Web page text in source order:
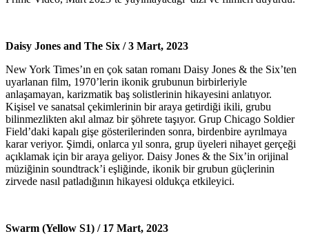
Daisy Jones and The Six /3 Mart, 2023
New York Times’ın en çok satan romanı Daisy Jones & the Six’ten
uyarlanan film, 1970’lerin ikonik grubunun birbirleriyle
anlaşamayan, karizmatik baş solistlerinin hikayesini anlatıyor.
Kişisel ve sanatsal çekimlerinin bir araya getirdiği ikili, grubu
bilinmezlikten akıl almaz bir şöhrete taşıyor. Grup Chicago Soldier
Field’daki kapalı gişe gösterilerinden sonra, birdenbire ayrılmaya
karar veriyor. Şimdi, onlarca yıl sonra, grup üyeleri nihayet gerçeği
açıklamak için bir araya geliyor. Daisy Jones & the Six’in orijinal
müziğinin soundtrack’i eşliğinde, ikonik bir grubun güçlerinin
zirvede nasıl patladığının hikayesi oldukça etkileyici.
Swarm (Yellow S1) / 17 Mart, 2023